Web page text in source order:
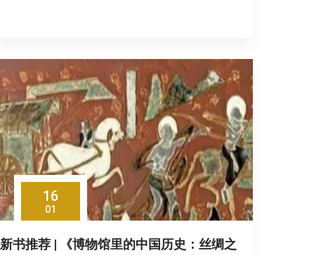
16
01
新书推荐 | 《博物馆里的中国历史：丝绸之